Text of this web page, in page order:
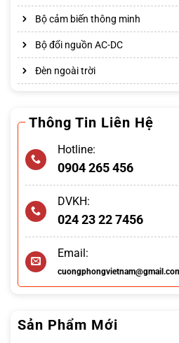
Bộ cảm biến thông minh
Bộ đổi nguồn AC-DC
Đèn ngoài trời
Thông Tin Liên Hệ
Hotline:
0904 265 456
DVKH:
024 23 22 7456
Email:
Sản Phẩm Mới